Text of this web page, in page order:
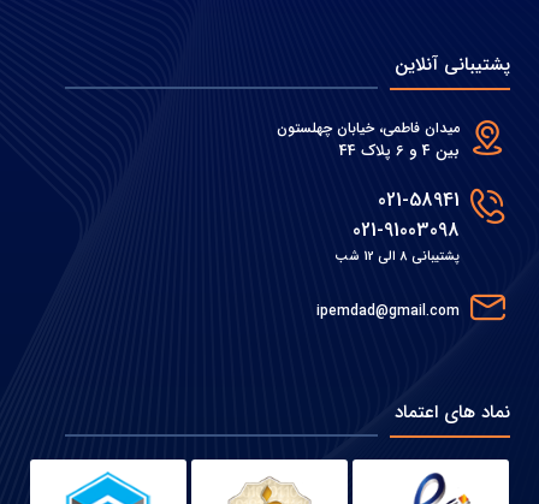
پشتیبانی آنلاین
میدان فاطمی، خیابان چهلستون
بین 4 و 6 پلاک 44
021-58941
021-91003098
پشتیبانی 8 الی 12 شب
ipemdad@gmail.com
نماد های اعتماد